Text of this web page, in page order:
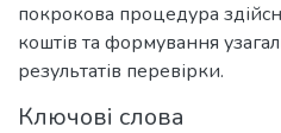
покрокова процедура
коштів та формування
результатів перевірки.
Ключові слова